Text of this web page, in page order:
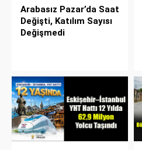
Arabasız Pazar’da Saat
Değişti, Katılım Sayısı
Değişmedi